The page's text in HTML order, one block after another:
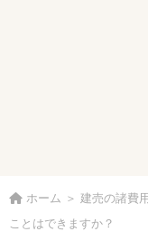
ホーム ＞ 建売の諸費
ことはできますか？